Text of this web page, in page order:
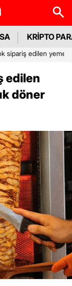
KRİPTO
sipariş edilen
edilen
döner